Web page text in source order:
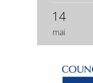
14
mai